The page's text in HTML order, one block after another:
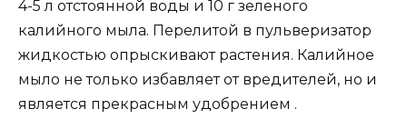
4-5 л отстоянной воды и 10 г зеленого
калийного мыла. Перелитой в пульверизатор
жидкостью опрыскивают растения. Калийное
мыло не только избавляет от вредителей, но и
является прекрасным удобрением .